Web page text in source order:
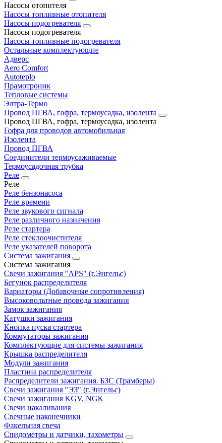
Насосы отопителя
Насосы топливные отопителя
Насосы подогревателя
Насосы подогревателя
Насосы топливные подогревателя
Остальные комплектующие
Адверс
Aero Comfort
Autoteplo
Прамотроник
Тепловые системы
Элтра-Термо
Провод ПГВА, гофра, термоусадка, изолента
Провод ПГВА, гофра, термоусадка, изолента
Гофра для проводов автомобильная
Изолента
Провод ПГВА
Соединители термоусаживаемые
Термоусадочная трубка
Реле
Реле
Реле бензонасоса
Реле времени
Реле звукового сигнала
Реле различного назначения
Реле стартера
Реле стеклоочистителя
Реле указателей поворота
Система зажигания
Система зажигания
Свечи зажигания "APS" (г.Энгельс)
Бегунок распределителя
Вариаторы (Добавочные сопротивления)
Высоковольтные провода зажигания
Замок зажигания
Катушки зажигания
Кнопка пуска стартера
Коммутаторы зажигания
Комплектующие для системы зажигания
Крышка распределителя
Модули зажигания
Пластина распределителя
Распределители зажигания. БЗС (Трамберы)
Свечи зажигания "ЭЗ" (г.Энгельс)
Свечи зажигания KGV, NGK
Свечи накаливания
Свечные наконечники
Факельная свеча
Спидометры и датчики, тахометры